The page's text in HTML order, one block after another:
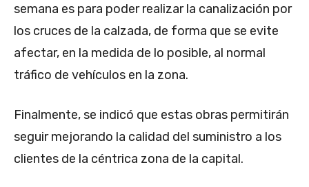
semana es para poder realizar la canalización por
los cruces de la calzada, de forma que se evite
afectar, en la medida de lo posible, al normal
tráfico de vehículos en la zona.
Finalmente, se indicó que estas obras permitirán
seguir mejorando la calidad del suministro a los
clientes de la céntrica zona de la capital.